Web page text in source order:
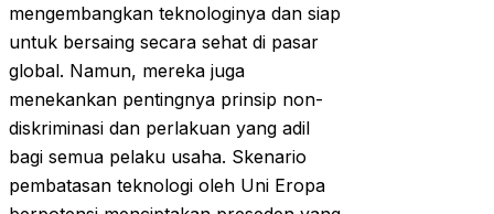
mengembangkan teknologinya dan siap
untuk bersaing secara sehat di pasar
global. Namun, mereka juga
menekankan pentingnya prinsip non-
diskriminasi dan perlakuan yang adil
bagi semua pelaku usaha. Skenario
pembatasan teknologi oleh Uni Eropa